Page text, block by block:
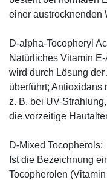
einer austrocknenden
D-alpha-Tocopheryl
Natürliches Vitamin
wird durch Lösung
überführt; Antioxidans
z. B. bei UV-
die vorzeitige
D-Mixed Tocopherols:
Ist die Bezeichnung
Tocopherolen